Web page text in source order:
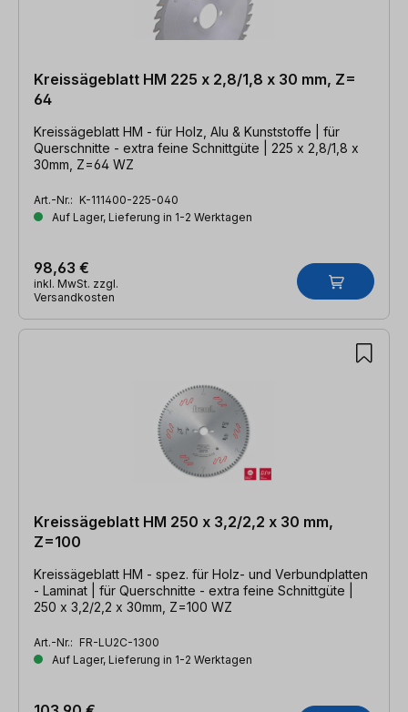
Kreissägeblatt HM 225 x 2,8/1,8 x 30 mm, Z=
64
Kreissägeblatt HM - für Holz, Alu & Kunststoffe | für
Querschnitte - extra feine Schnittgüte | 225 x 2,8/1,8 x
30mm, Z=64 WZ
Art.-Nr.: K-111400-225-040
Auf Lager, Lieferung in 1-2 Werktagen
98,63 €
inkl. MwSt. zzgl.
Versandkosten
Kreissägeblatt HM 250 x 3,2/2,2 x 30 mm,
Z=100
Kreissägeblatt HM - spez. für Holz- und Verbundplatten
- Laminat | für Querschnitte - extra feine Schnittgüte |
250 x 3,2/2,2 x 30mm, Z=100 WZ
Art.-Nr.: FR-LU2C-1300
Auf Lager, Lieferung in 1-2 Werktagen